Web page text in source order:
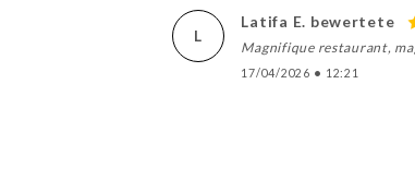
L
Latifa E. bewertete
Magnifique restaurant,
17/04/2026 • 12:21